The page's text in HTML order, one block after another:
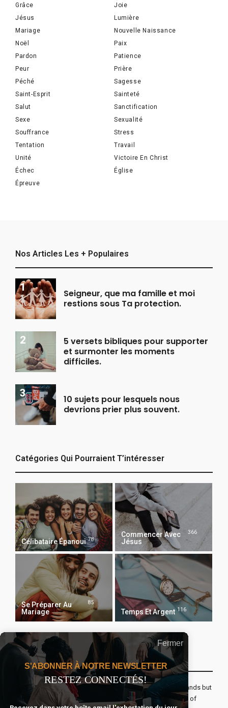
Grâce
Joie
Jésus
Lumière
Mariage
Nouvelle Naissance
Noël
Paix
Pardon
Patience
Peur
Prière
Péché
Sagesse
Saint-Esprit
Sainteté
Salut
Sanctification
Sexe
Sexualité
Souffrance
Stress
Tentation
Travail
Unité
Victoire En Christ
Échec
Église
Épreuve
Nos Articles Les + Populaires
Seigneur, que ma famille et moi
restions sous Ta protection.
5 versets bibliques pour supporter
et surmonter les moments
difficiles.
10 sujets pour lesquels nous
devrions prier plus souvent.
Catégories Qui Pourraient T’intéresser
Célibataire Épanoui 78
Commencer Avec
Jésus
366
Se Préparer Au
Mariage
85
Temps Et Argent 116
Recevoir Notre Newsletter Chaque Matin
The real voyage of discovery consists not in seeking new lands but
seeing with new eyes. All journeys have secret destinations of
Fermer
S'ABONNER À NOTRE NEWSLETTER
RESTEZ CONNECTÉS!